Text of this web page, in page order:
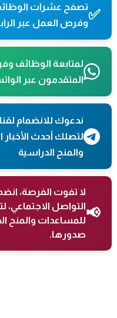
✅تصفح عشرات
وفرص العمل عبر
لمتابعة الوظائف
المتقدمون عبر
ندعوك للانضمام
لتصلك أحدث الأخبار
والمنح الدراسية
📢
لا تفوت الفرصة،
التواصل
للمساعدات والمنح
صدورها.